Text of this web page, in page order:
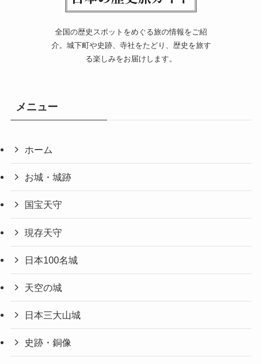
全国の歴史スポットをめぐる旅の情報をご紹
介。城下町や史跡、寺社をたどり、歴史を旅す
る楽しみをお届けします。
メニュー
ホーム
お城・城跡
国宝天守
現存天守
日本100名城
天空の城
日本三大山城
史跡・銅像